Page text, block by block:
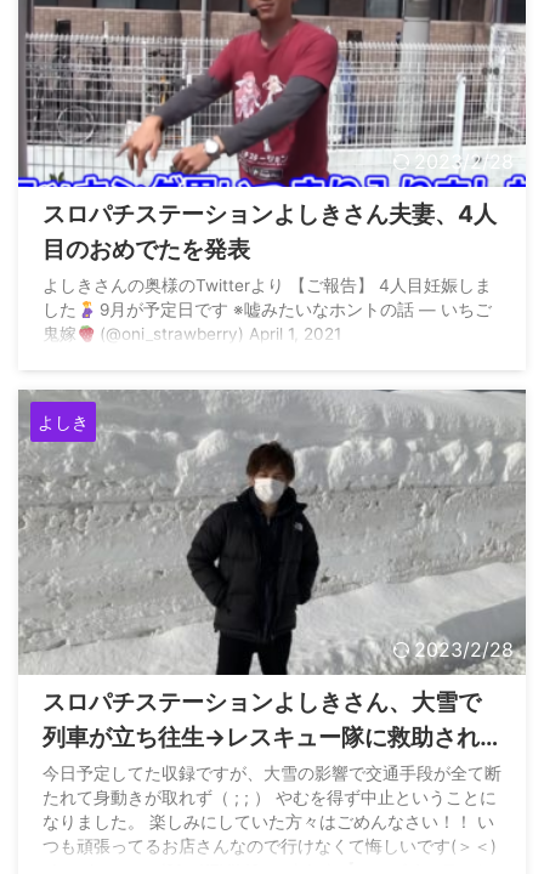
2023/2/28
スロパチステーションよしきさん夫妻、4人
目のおめでたを発表
よしきさんの奥様のTwitterより 【ご報告】 4人目妊娠しま
した
9月が予定日です ※嘘みたいなホントの話 — いちご
鬼嫁
(@oni_strawberry) April 1, 2021
よしき
2023/2/28
スロパチステーションよしきさん、大雪で
列車が立ち往生→レスキュー隊に救助され
て近くの宿泊施設へ退避
今日予定してた収録ですが、大雪の影響で交通手段が全て断
たれて身動きが取れず（ ; ; ） やむを得ず中止ということに
なりました。 楽しみにしていた方々はごめんなさい！！ い
つも頑張ってるお店さんなので行けなくて悔しいです(＞＜)